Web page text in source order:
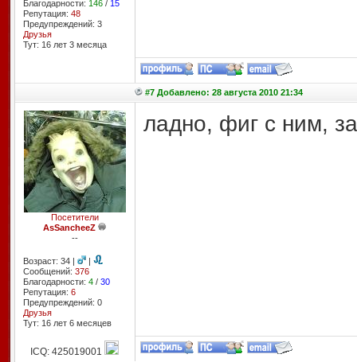
Благодарности: 146/ 15
Репутация: 48
Предупреждений: 3
Друзья
Тут: 16 лет 3 месяцa
#7 Добавлено: 28 августа 2010 21:34
Посетители
AsSancheeZ
--
Возраст: 34 |
|
Сообщений: 376
Благодарности: 4/ 30
Репутация: 6
Предупреждений: 0
Друзья
Тут: 16 лет 6 месяцев
ладно, фиг с ним,
ICQ: 425019001